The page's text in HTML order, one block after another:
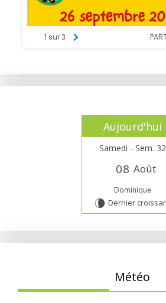
Aujourd'hui
Samedi - Sem. 32
08 Août
Dominique
V Dernier
Météo